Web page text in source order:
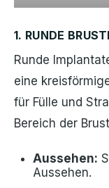
1. RUNDE
Runde
eine
für Fülle und
Bereich der
Aussehen:
Aussehen.